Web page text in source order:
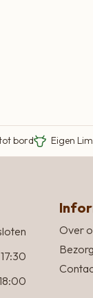
bord Eigen
Over